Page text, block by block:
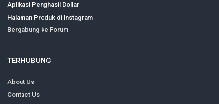
Aplikasi Penghasil Dollar
Halaman Produk di Instagram
Bergabung ke Forum
TERHUBUNG
About Us
Contact Us